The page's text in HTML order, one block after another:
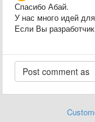
Спасибо Абай.
У нас много идей
Если Вы